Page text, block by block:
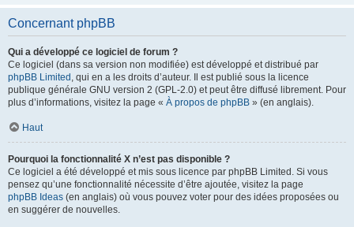
Concernant phpBB
Qui a développé ce logiciel de forum ?
Ce logiciel (dans sa version non modifiée) est développé et distribué par
phpBB Limited , qui en a les droits d’auteur. Il est publié sous la licence
publique générale GNU version 2 (GPL-2.0) et peut être diffusé librement. Pour
plus d’informations, visitez la page « À propos de phpBB » (en anglais).
Haut
Pourquoi la fonctionnalité X n’est pas disponible ?
Ce logiciel a été développé et mis sous licence par phpBB Limited. Si vous
pensez qu’une fonctionnalité nécessite d’être ajoutée, visitez la page
phpBB Ideas (en anglais) où vous pouvez voter pour des idées proposées ou
en suggérer de nouvelles.